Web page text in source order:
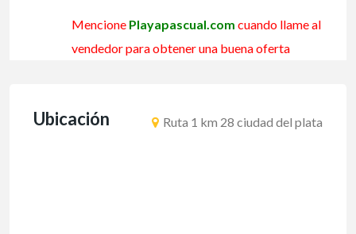
Mencione Playapascual.com cuando llame al
vendedor para obtener una buena oferta
Ubicación Ruta 1 km 28 ciudad del plata